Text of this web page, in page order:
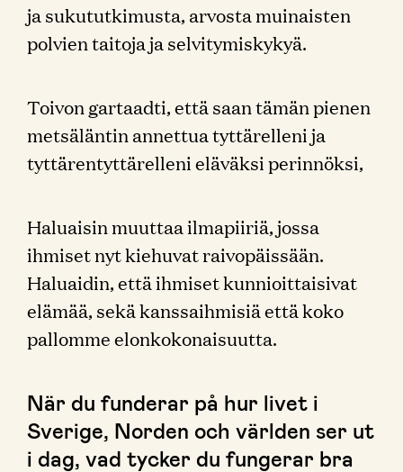
ja sukututkimusta, arvosta muinaisten
polvien taitoja ja selvitymiskykyä.
Toivon gartaadti, että saan tämän pienen
metsäläntin annettua tyttärelleni ja
tyttärentyttärelleni eläväksi perinnöksi,
Haluaisin muuttaa ilmapiiriä, jossa
ihmiset nyt kiehuvat raivopäissään.
Haluaidin, että ihmiset kunnioittaisivat
elämää, sekä kanssaihmisiä että koko
pallomme elonkokonaisuutta.
När du funderar på hur livet i
Sverige, Norden och världen ser ut
i dag, vad tycker du fungerar bra